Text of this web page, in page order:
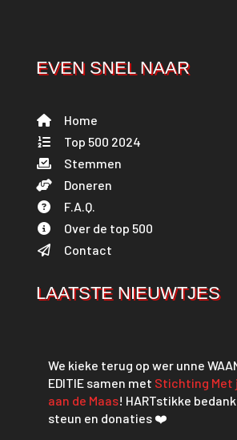
EVEN SNEL NAAR
Home
Top 500 2024
Stemmen
Doneren
F.A.Q.
Over de top 500
Contact
LAATSTE NIEUWTJES
We kieke terug op wer unne
EDITIE samen met Stichting Met
aan de Maas! HARTstikke
steun en donaties ❤️